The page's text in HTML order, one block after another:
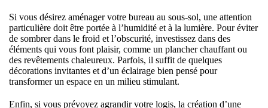
Si vous désirez aménager votre bureau au sous-sol, une attention
particulière doit être portée à l’humidité et à la lumière. Pour éviter
de sombrer dans le froid et l’obscurité, investissez dans des
éléments qui vous font plaisir, comme un plancher chauffant ou
des revêtements chaleureux. Parfois, il suffit de quelques
décorations invitantes et d’un éclairage bien pensé pour
transformer un espace en un milieu stimulant.
Enfin, si vous prévoyez agrandir votre logis, la création d’une